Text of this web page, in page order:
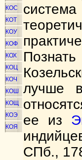
КОС
КОТ
КОУ
КОФ
КОХ
КОЦ
КОЧ
КОШ
КОЩ
КОЭ
КОЯ
лучше
ее из
СПб.,